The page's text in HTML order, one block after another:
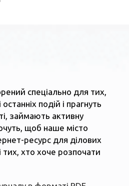
спеціально для тих,
подій і прагнуть
займають активну
щоб наше місто
ресурс для ділових
тих, хто хоче розпочати